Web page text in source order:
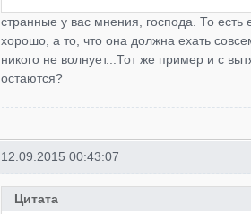
странные у вас мнения, господа. То есть
хорошо, а то, что она должна ехать
никого не волнует...Тот же пример и с
остаются?
12.09.2015 00:43:07
Цитата